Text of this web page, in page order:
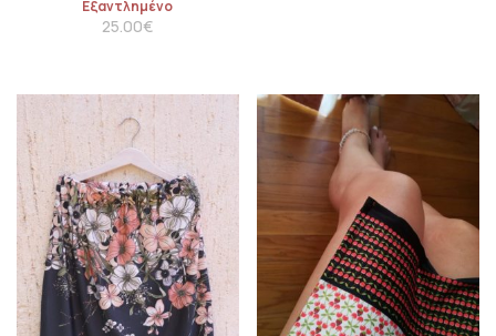
Εξαντλημένο
25.00€